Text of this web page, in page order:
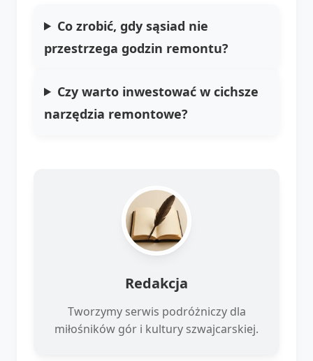
Co zrobić, gdy sąsiad nie
przestrzega godzin remontu?
Czy warto inwestować w cichsze
narzędzia remontowe?
Redakcja
Tworzymy serwis podróżniczy dla
miłośników gór i kultury szwajcarskiej.